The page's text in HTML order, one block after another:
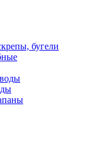
бугели